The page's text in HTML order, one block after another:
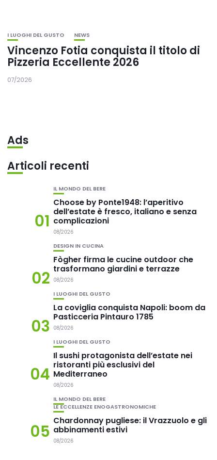
I LUOGHI DEL GUSTO NEWS
Vincenzo Fotia conquista il titolo di
Pizzeria Eccellente 2026
07/2026
Ads
Articoli recenti
01
IL MONDO DEL BERE
Choose by Ponte1948: l’aperitivo
dell’estate è fresco, italiano e senza
complicazioni
08/2026
02
DESIGN IN CUCINA
Fògher firma le cucine outdoor che
trasformano giardini e terrazze
08/2026
03
I LUOGHI DEL GUSTO
La coviglia conquista Napoli: boom da
Pasticceria Pintauro 1785
08/2026
04
I LUOGHI DEL GUSTO
Il sushi protagonista dell’estate nei
ristoranti più esclusivi del
Mediterraneo
08/2026
05
IL MONDO DEL BERE
LE ECCELLENZE ENOGASTRONOMICHE
Chardonnay pugliese: il Vrazzuolo e gli
abbinamenti estivi
08/2026